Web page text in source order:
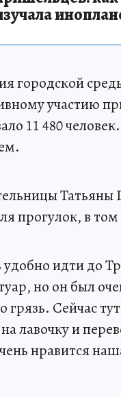
городской
участию
11 480
Татьяны
прогулок, в
идти до
но он был
грязь. Сейчас
лавочку и
нравится